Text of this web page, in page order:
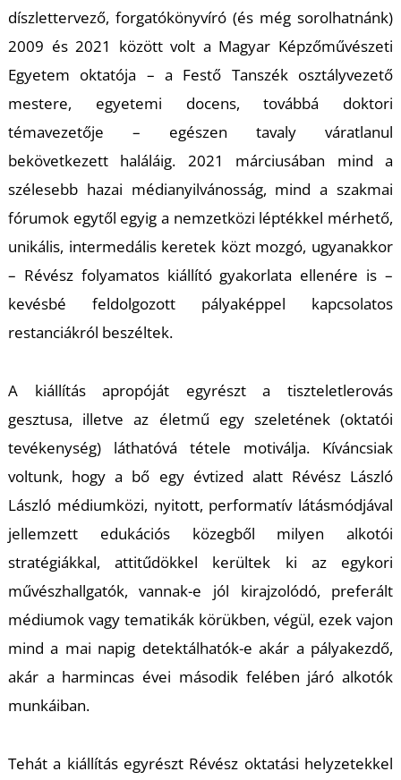
díszlettervező, forgatókönyvíró (és még sorolhatnánk)
2009 és 2021 között volt a Magyar Képzőművészeti
Egyetem oktatója – a Festő Tanszék osztályvezető
mestere, egyetemi docens, továbbá doktori
témavezetője – egészen tavaly váratlanul
bekövetkezett haláláig. 2021 márciusában mind a
szélesebb hazai médianyilvánosság, mind a szakmai
fórumok egytől egyig a nemzetközi léptékkel mérhető,
unikális, intermedális keretek közt mozgó, ugyanakkor
– Révész folyamatos kiállító gyakorlata ellenére is –
kevésbé feldolgozott pályaképpel kapcsolatos
restanciákról beszéltek.
A kiállítás apropóját egyrészt a tiszteletlerovás
gesztusa, illetve az életmű egy szeletének (oktatói
tevékenység) láthatóvá tétele motiválja. Kíváncsiak
voltunk, hogy a bő egy évtized alatt Révész László
László médiumközi, nyitott, performatív látásmódjával
jellemzett edukációs közegből milyen alkotói
stratégiákkal, attitűdökkel kerültek ki az egykori
művészhallgatók, vannak-e jól kirajzolódó, preferált
médiumok vagy tematikák körükben, végül, ezek vajon
mind a mai napig detektálhatók-e akár a pályakezdő,
akár a harmincas évei második felében járó alkotók
munkáiban.
Tehát a kiállítás egyrészt Révész oktatási helyzetekkel